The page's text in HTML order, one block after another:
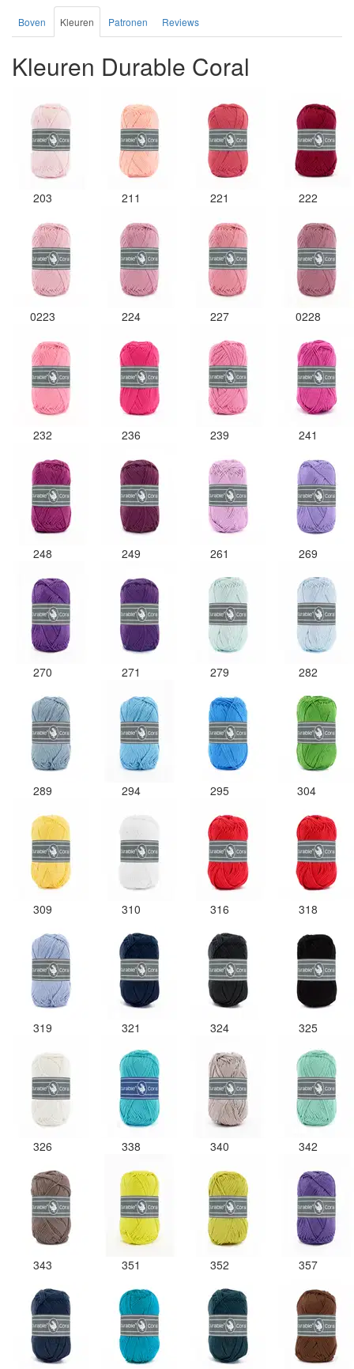
Boven Kleuren Patronen Reviews
Kleuren Durable Coral
203 211 221 222
0223 224 227 0228
232 236 239 241
248 249 261 269
270 271 279 282
289 294 295 304
309 310 316 318
319 321 324 325
326 338 340 342
343 351 352 357